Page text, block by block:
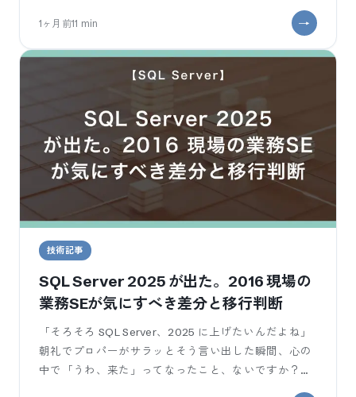
1ヶ月前11 min
技術記事
SQL Server 2025 が出た。2016 現場の
業務SEが気にすべき差分と移行判断
「そろそろ SQL Server、2025 に上げたいんだよね」
朝礼でプロパーがサラッとそう言い出した瞬間、心の
中で「うわ、来た」ってなったこと、ないですか？？